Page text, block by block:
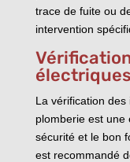
trace de fuite ou
intervention
La vérification
plomberie est une
sécurité et le bon
est recommandé